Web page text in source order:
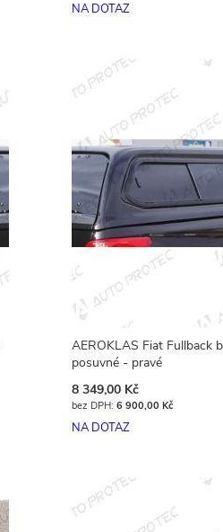
NA DOTAZ
AEROKLAS Fiat Fullback
posuvné - pravé
8 349,00 Kč
6 900,00 Kč
NA DOTAZ